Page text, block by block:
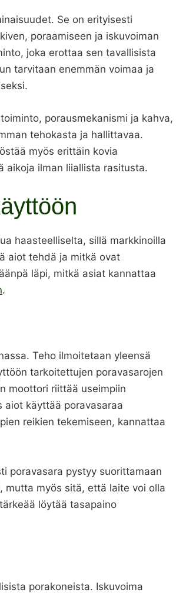
Se on erityisesti
poraamiseen ja iskuvoiman
joka erottaa sen tavallisista
tarvitaan enemmän voimaa ja
porausmekanismi ja kahva,
tehokasta ja hallittavaa.
myös erittäin kovia
aikoja ilman liiallista rasitusta.
haasteelliselta, sillä markkinoilla
aiot tehdä ja mitkä ovat
läpi, mitkä asiat kannattaa
.
Teho ilmoitetaan yleensä
tarkoitettujen poravasarojen
moottori riittää useimpiin
aiot käyttää poravasaraa
reikien tekemiseen, kannattaa
poravasara pystyy suorittamaan
mutta myös sitä, että laite voi olla
löytää tasapaino
porakoneista. Iskuvoima